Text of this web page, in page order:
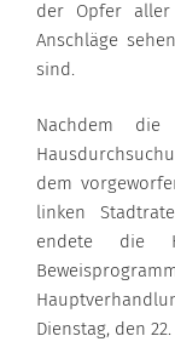
der Opfer aller
Anschläge
sind.
Nachdem
dem
linken
endete die
Dienstag, den